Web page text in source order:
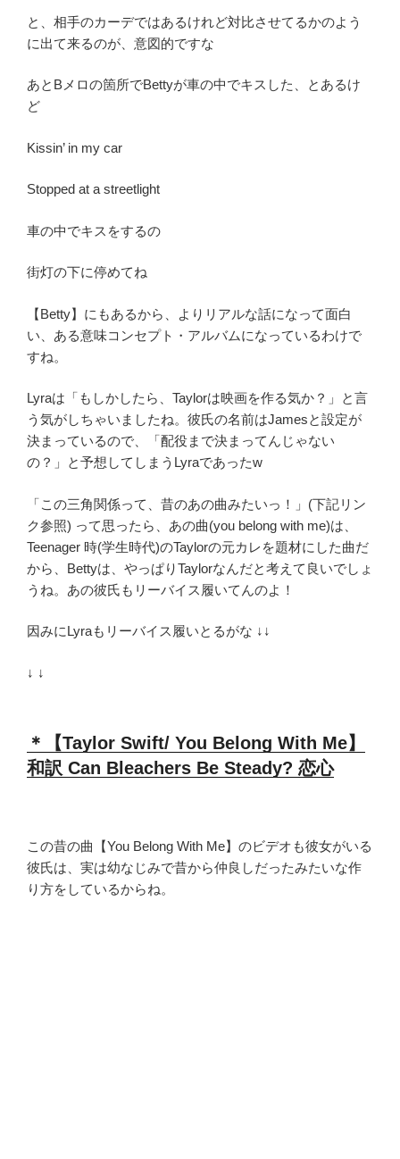
と、相手のカーデではあるけれど対比させてるかのよう
に出て来るのが、意図的ですな
あとBメロの箇所でBettyが車の中でキスした、とあるけ
ど
Kissin’ in my car
Stopped at a streetlight
車の中でキスをするの
街灯の下に停めてね
【Betty】にもあるから、よりリアルな話になって面白
い、ある意味コンセプト・アルバムになっているわけで
すね。
Lyraは「もしかしたら、Taylorは映画を作る気か？」と言
う気がしちゃいましたね。彼氏の名前はJamesと設定が
決まっているので、「配役まで決まってんじゃない
の？」と予想してしまうLyraであったw
「この三角関係って、昔のあの曲みたいっ！」(下記リン
ク参照) って思ったら、あの曲(you belong with me)は、
Teenager 時(学生時代)のTaylorの元カレを題材にした曲だ
から、Bettyは、やっぱりTaylorなんだと考えて良いでしょ
うね。あの彼氏もリーバイス履いてんのよ！
因みにLyraもリーバイス履いとるがな ↓↓
↓ ↓
＊【Taylor Swift/ You Belong With Me】
和訳 Can Bleachers Be Steady? 恋心
この昔の曲【You Belong With Me】のビデオも彼女がいる
彼氏は、実は幼なじみで昔から仲良しだったみたいな作
り方をしているからね。